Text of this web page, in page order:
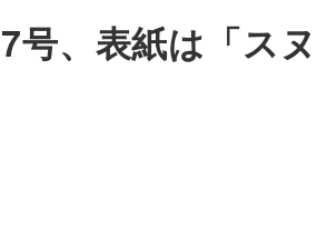
、表紙は「ス